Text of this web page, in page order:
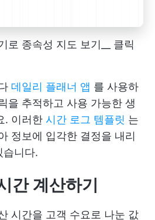
로 종속성 지도 보기__ 클릭
데일리 플래너 앱 를 사용하
을 추적하고 사용 가능한 생
. 이러한 시간 로그 템플릿 는
정보에 입각한 결정을 내리
습니다.
간 계산하기
시간을 고객 수요로 나눈 값